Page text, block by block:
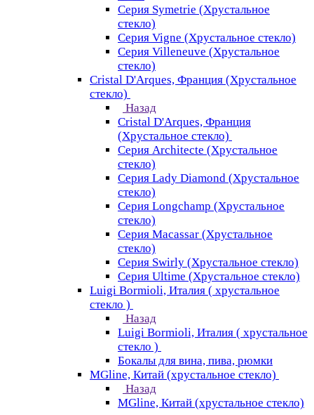
Серия Symetrie (Хрустальное
стекло)
Серия Vigne (Хрустальное стекло)
Серия Villeneuve (Хрустальное
стекло)
Cristal D'Arques, Франция (Хрустальное
стекло)
Назад
Cristal D'Arques, Франция
(Хрустальное стекло)
Серия Architecte (Хрустальное
стекло)
Серия Lady Diamond (Хрустальное
стекло)
Серия Longchamp (Хрустальное
стекло)
Серия Macassar (Хрустальное
стекло)
Серия Swirly (Хрустальное стекло)
Серия Ultime (Хрустальное стекло)
Luigi Bormioli, Италия ( хрустальное
стекло )
Назад
Luigi Bormioli, Италия ( хрустальное
стекло )
Бокалы для вина, пива, рюмки
MGline, Китай (хрустальное стекло)
Назад
MGline, Китай (хрустальное стекло)